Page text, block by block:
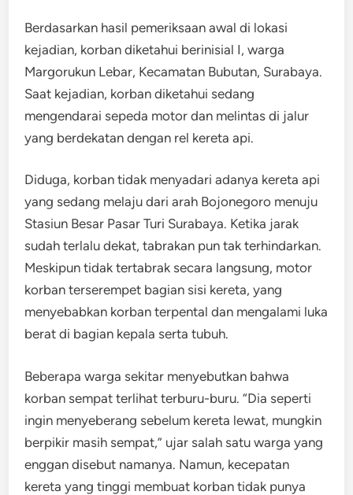
Berdasarkan hasil pemeriksaan awal di lokasi
kejadian, korban diketahui berinisial I, warga
Margorukun Lebar, Kecamatan Bubutan, Surabaya.
Saat kejadian, korban diketahui sedang
mengendarai sepeda motor dan melintas di jalur
yang berdekatan dengan rel kereta api.
Diduga, korban tidak menyadari adanya kereta api
yang sedang melaju dari arah Bojonegoro menuju
Stasiun Besar Pasar Turi Surabaya. Ketika jarak
sudah terlalu dekat, tabrakan pun tak terhindarkan.
Meskipun tidak tertabrak secara langsung, motor
korban terserempet bagian sisi kereta, yang
menyebabkan korban terpental dan mengalami luka
berat di bagian kepala serta tubuh.
Beberapa warga sekitar menyebutkan bahwa
korban sempat terlihat terburu-buru. “Dia seperti
ingin menyeberang sebelum kereta lewat, mungkin
berpikir masih sempat,” ujar salah satu warga yang
enggan disebut namanya. Namun, kecepatan
kereta yang tinggi membuat korban tidak punya